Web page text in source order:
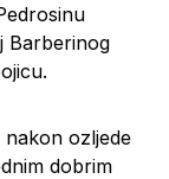
Barberinog
ozljede
dobrim